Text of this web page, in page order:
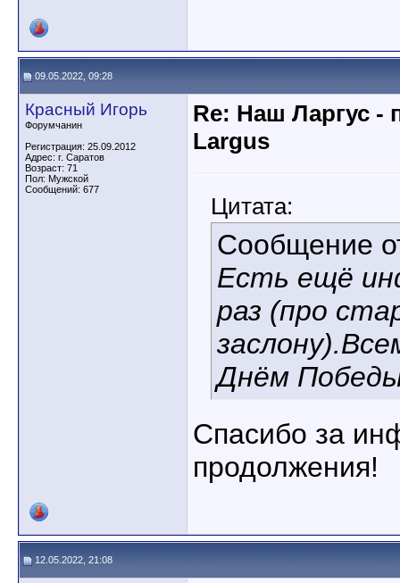
09.05.2022, 09:28
Красный Игорь
Форумчанин
Регистрация: 25.09.2012
Адрес: г. Саратов
Возраст: 71
Пол: Мужской
Сообщений: 677
Re: Наш Ларгус -
Largus
Цитата:
Сообщение
Есть ещё
раз (про
Днём
Спасибо за
продолжения!
12.05.2022, 21:08